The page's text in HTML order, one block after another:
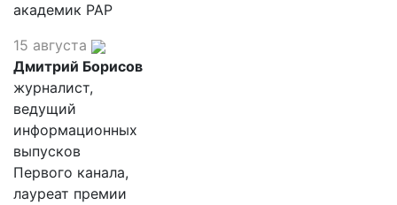
академик РАР
15 августа
Дмитрий Борисов
журналист,
ведущий
информационных
выпусков
Первого канала,
лауреат премии